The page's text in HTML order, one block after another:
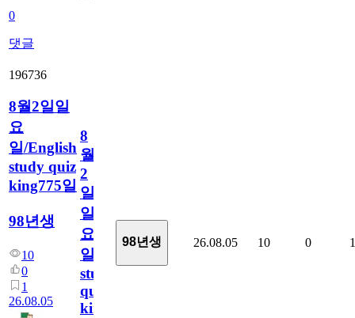
0
댓글
196736
8월2일일
요
일/English
study quiz
king775일
98년생
10
0
1
26.08.05
8
월
2
일
일
요
일/English
study
quiz
king775
98년생 26.08.05 10 0 1